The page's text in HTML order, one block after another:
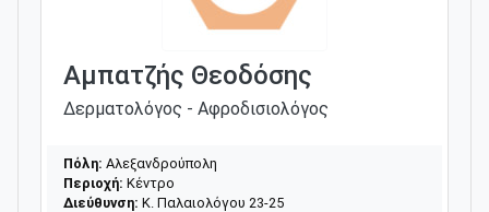
Αμπατζής Θεοδόσης
Δερματολόγος - Αφροδισιολόγος
Πόλη: Αλεξανδρούπολη
Περιοχή: Κέντρο
Διεύθυνση: Κ. Παλαιολόγου 23-25